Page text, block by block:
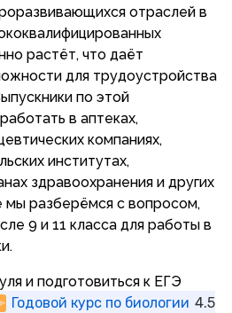
отраслей в
растёт, что даёт
для трудоустройства
по этой
в аптеках,
компаниях,
институтах,
здравоохранения и других
мы разберёмся с вопросом,
9 и 11 класса для работы в
и подготовиться к ЕГЭ
Годовой курс по биологии 4.5